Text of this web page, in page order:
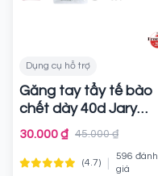
Dụng cụ hỗ trợ
Găng tay tẩy tế bào
chết dày 40d Jary
Body Exfoliating
Massage Gloves
Chính hãng
30.000 ₫ 45.000 ₫
(4.7)
596 đánh
giá